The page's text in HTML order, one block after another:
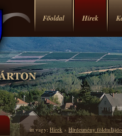
Főoldal Hírek
itt vagy: Hírek › Hirdetmény